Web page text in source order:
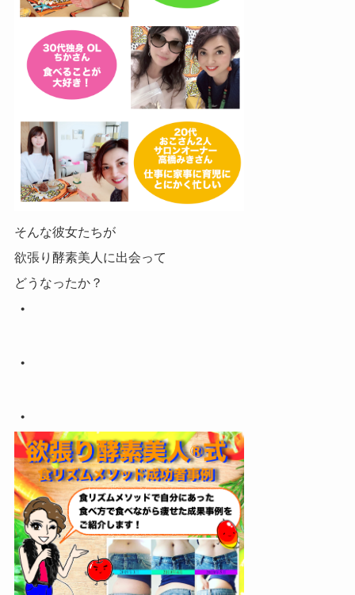
そんな彼女たちが
欲張り酵素美人に出会って
どうなったか？
・
・
・